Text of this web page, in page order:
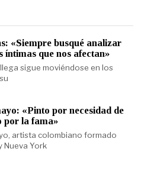
«Siempre busqué analizar
íntimas que nos afectan»
sigue moviéndose en los
«Pinto por necesidad de
por la fama»
artista colombiano formado
Nueva York